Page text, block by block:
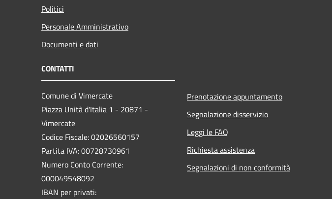
Politici
Personale Amministrativo
Documenti e dati
CONTATTI
Comune di Vimercate
Piazza Unità d'Italia 1 - 20871 -
Vimercate
Codice Fiscale: 02026560157
Partita IVA: 00728730961
Numero Conto Corrente:
000049548092
IBAN per privati:
Prenotazione appuntamento
Segnalazione disservizio
Leggi le FAQ
Richiesta assistenza
Segnalazioni di non conformità